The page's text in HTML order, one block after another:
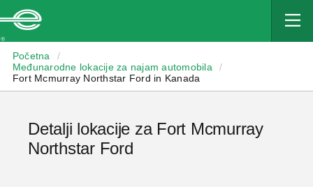
Početna
/
Međunarodne lokacije za najam automobila
/
Fort Mcmurray Northstar Ford in Kanada
Detalji lokacije za Fort Mcmurray
Northstar Ford